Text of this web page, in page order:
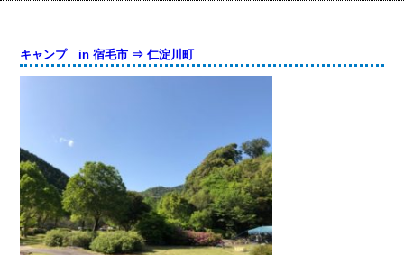
キャンプ in 宿毛市 ⇒ 仁淀川町